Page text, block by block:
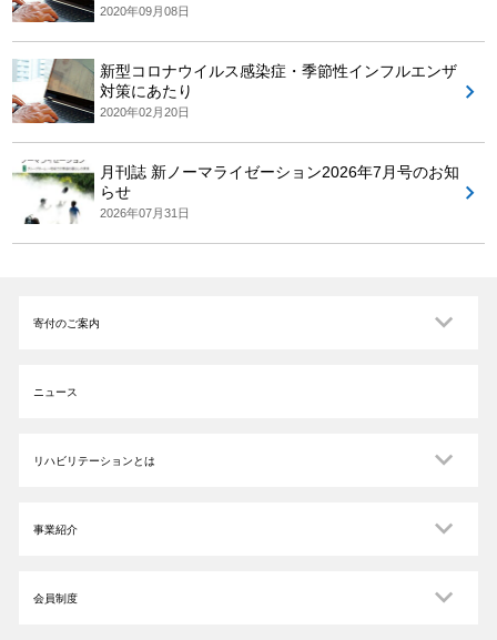
2020年09月08日
新型コロナウイルス感染症・季節性インフルエンザ
対策にあたり
2020年02月20日
月刊誌 新ノーマライゼーション2026年7月号のお知
らせ
2026年07月31日
寄付のご案内
ニュース
リハビリテーションとは
事業紹介
会員制度